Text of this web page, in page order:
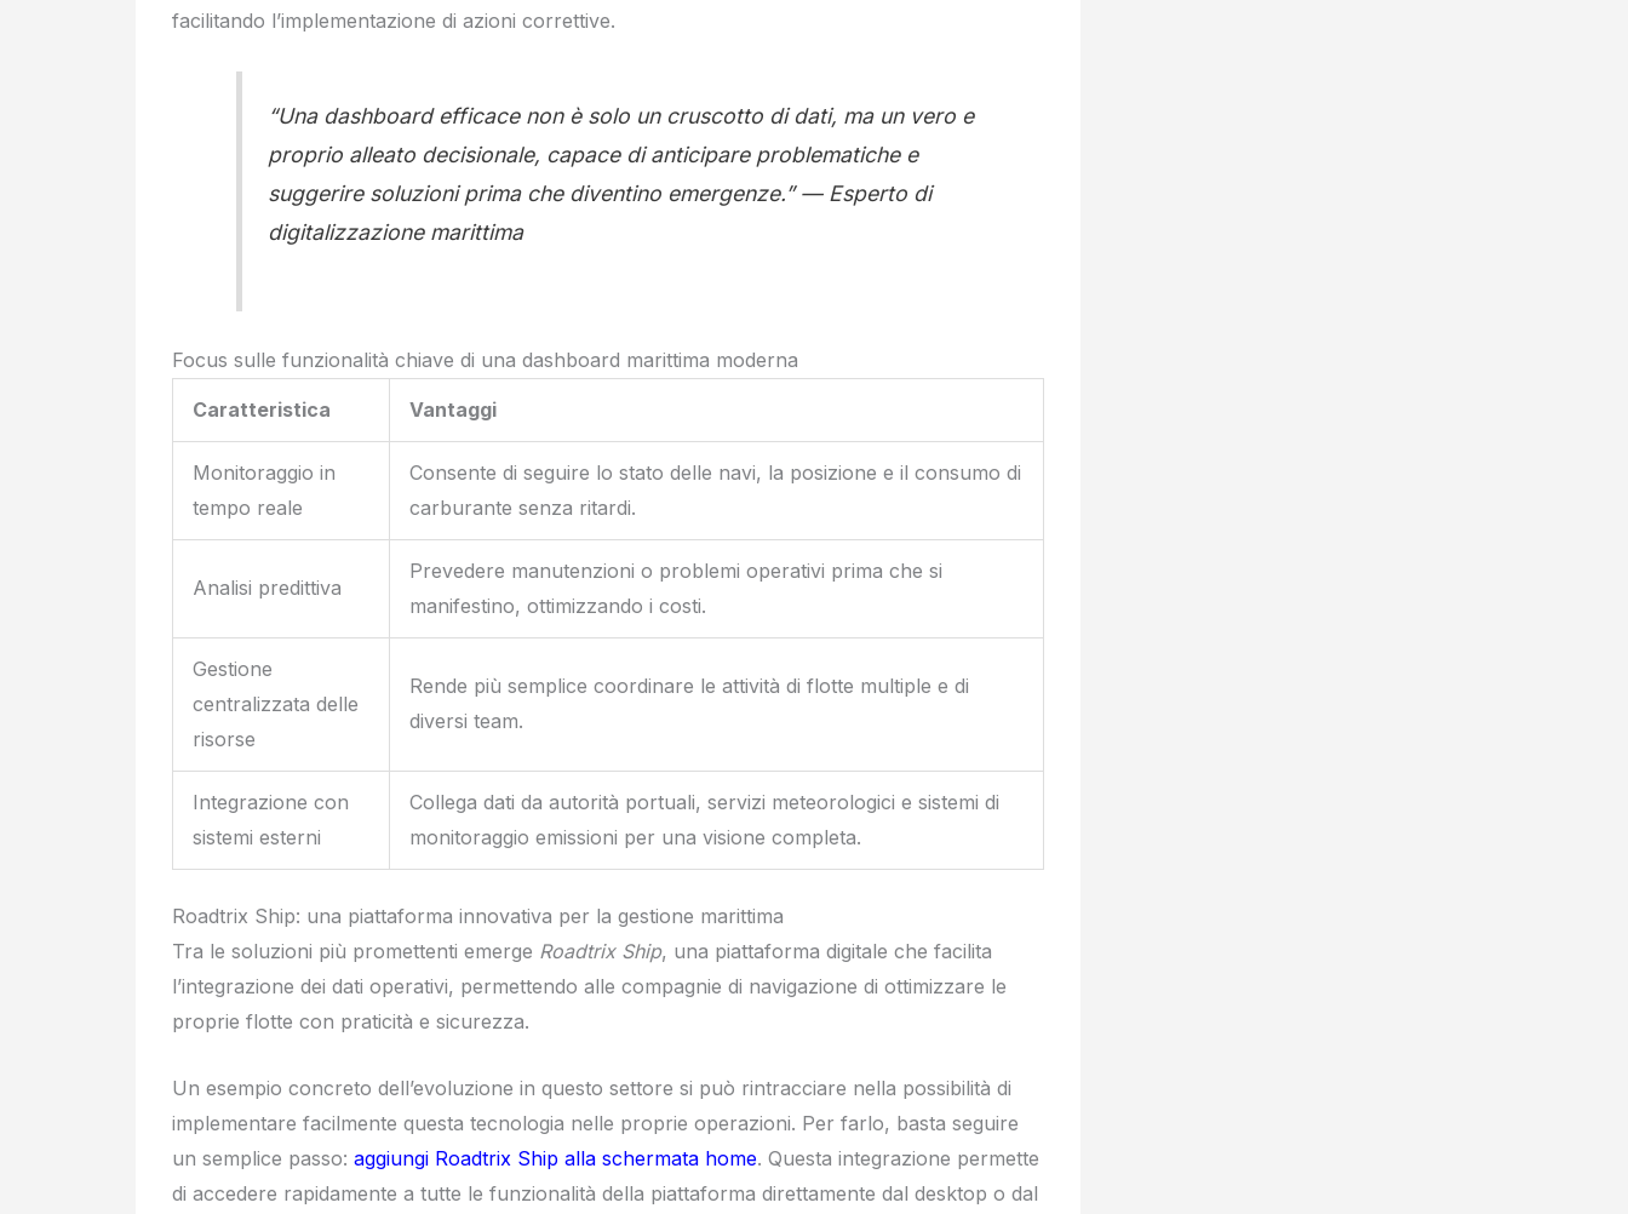
facilitando l’implementazione di azioni correttive.
“Una dashboard efficace non è solo un cruscotto di dati, ma un vero e
proprio alleato decisionale, capace di anticipare problematiche e
suggerire soluzioni prima che diventino emergenze.” — Esperto di
digitalizzazione marittima
Focus sulle funzionalità chiave di una dashboard marittima moderna
Caratteristica Vantaggi
Monitoraggio in
tempo reale
Consente di seguire lo stato delle navi, la posizione e il consumo di
carburante senza ritardi.
Analisi predittiva
Prevedere manutenzioni o problemi operativi prima che si
manifestino, ottimizzando i costi.
Gestione
centralizzata delle
risorse
Rende più semplice coordinare le attività di flotte multiple e di
diversi team.
Integrazione con
sistemi esterni
Collega dati da autorità portuali, servizi meteorologici e sistemi di
monitoraggio emissioni per una visione completa.
Roadtrix Ship: una piattaforma innovativa per la gestione marittima
Tra le soluzioni più promettenti emerge Roadtrix Ship, una piattaforma digitale che facilita
l’integrazione dei dati operativi, permettendo alle compagnie di navigazione di ottimizzare le
proprie flotte con praticità e sicurezza.
Un esempio concreto dell’evoluzione in questo settore si può rintracciare nella possibilità di
implementare facilmente questa tecnologia nelle proprie operazioni. Per farlo, basta seguire
un semplice passo: aggiungi Roadtrix Ship alla schermata home. Questa integrazione permette
di accedere rapidamente a tutte le funzionalità della piattaforma direttamente dal desktop o dal